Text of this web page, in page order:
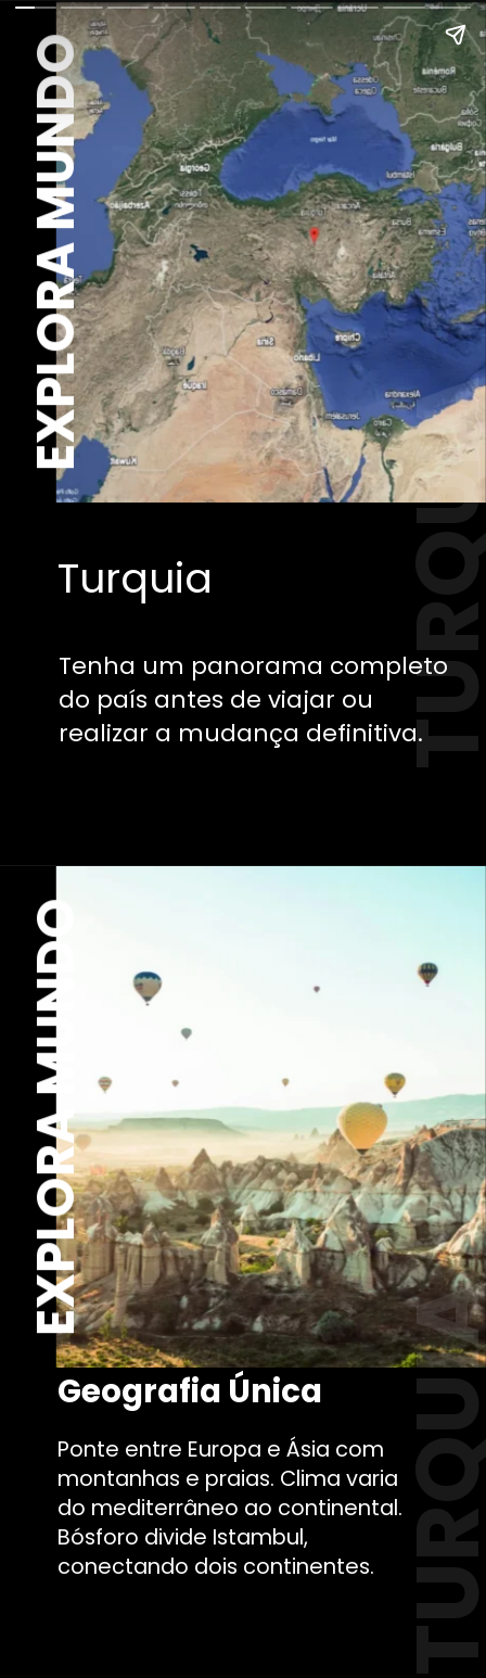
Turquia
Tenha um panorama completo
do país antes de viajar ou
realizar a mudança definitiva.
EXPLORA MUNDO
Geografia Única
Ponte entre Europa e Ásia com
montanhas e praias. Clima varia
do mediterrâneo ao continental.
Bósforo divide Istambul,
conectando dois continentes.
EXPLORA MUNDO